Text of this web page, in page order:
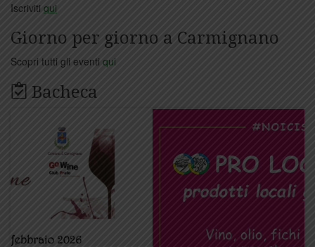
Iscriviti qui
Giorno per giorno a Carmignano
Scopri tutti gli eventi qui
Bacheca